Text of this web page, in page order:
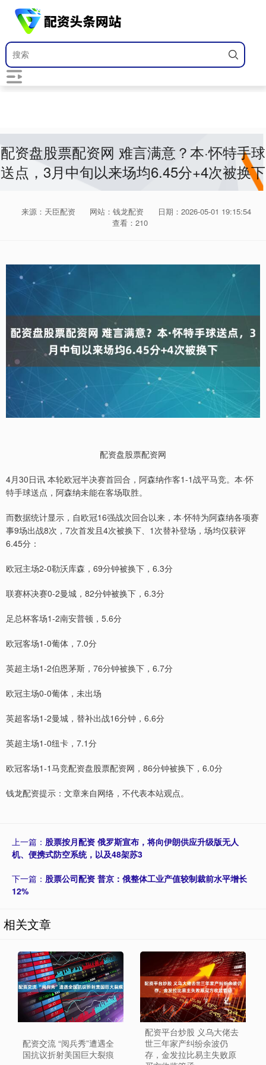
配资盘股票配资网 难言满意？本·怀特手球
送点，3月中旬以来场均6.45分+4次被换下
来源：天臣配资 网站：钱龙配资
日期：2026-05-01 19:15:54
查看：210
配资盘股票配资网
4月30日讯 本轮欧冠半决赛首回合，阿森纳作客1-1战平马竞。本·怀
特手球送点，阿森纳未能在客场取胜。
而数据统计显示，自欧冠16强战次回合以来，本·怀特为阿森纳各项赛
事9场出战8次，7次首发且4次被换下、1次替补登场，场均仅获评
6.45分：
欧冠主场2-0勒沃库森，69分钟被换下，6.3分
联赛杯决赛0-2曼城，82分钟被换下，6.3分
足总杯客场1-2南安普顿，5.6分
欧冠客场1-0葡体，7.0分
英超主场1-2伯恩茅斯，76分钟被换下，6.7分
欧冠主场0-0葡体，未出场
英超客场1-2曼城，替补出战16分钟，6.6分
英超主场1-0纽卡，7.1分
欧冠客场1-1马竞配资盘股票配资网，86分钟被换下，6.0分
钱龙配资提示：文章来自网络，不代表本站观点。
上一篇： 股票按月配资 俄罗斯宣布，将向伊朗供应升级版无人
机、便携式防空系统，以及48架苏3
下一篇： 股票公司配资 普京：俄整体工业产值较制裁前水平增长
12%
相关文章
配资交流 “阅兵秀”遭遇全
国抗议折射美国巨大裂痕
配资平台炒股 义乌大佬去
世三年家产纠纷余波仍
存，金发拉比易主失败原